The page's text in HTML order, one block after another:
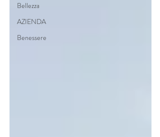
Bellezza
AZIENDA
Benessere